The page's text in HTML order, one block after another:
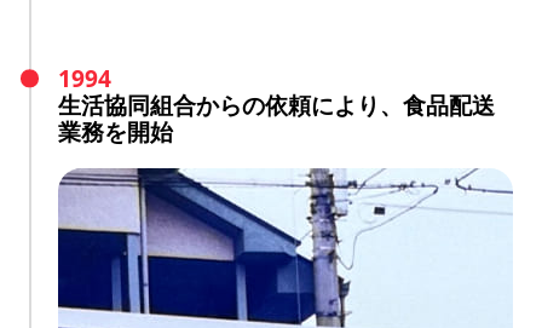
1994
生活協同組合からの依頼により、 食品配送
業務を開始